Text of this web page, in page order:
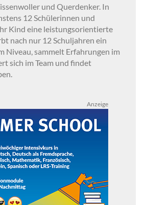
und Querdenker. In
12 Schülerinnen und
Kind eine leistungsorientierte
nach nur 12 Schuljahren ein
Niveau, sammelt Erfahrungen im
sich im Team und findet
Anzeige